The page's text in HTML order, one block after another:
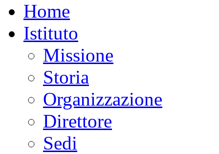
Home
Istituto
Missione
Storia
Organizzazione
Direttore
Sedi